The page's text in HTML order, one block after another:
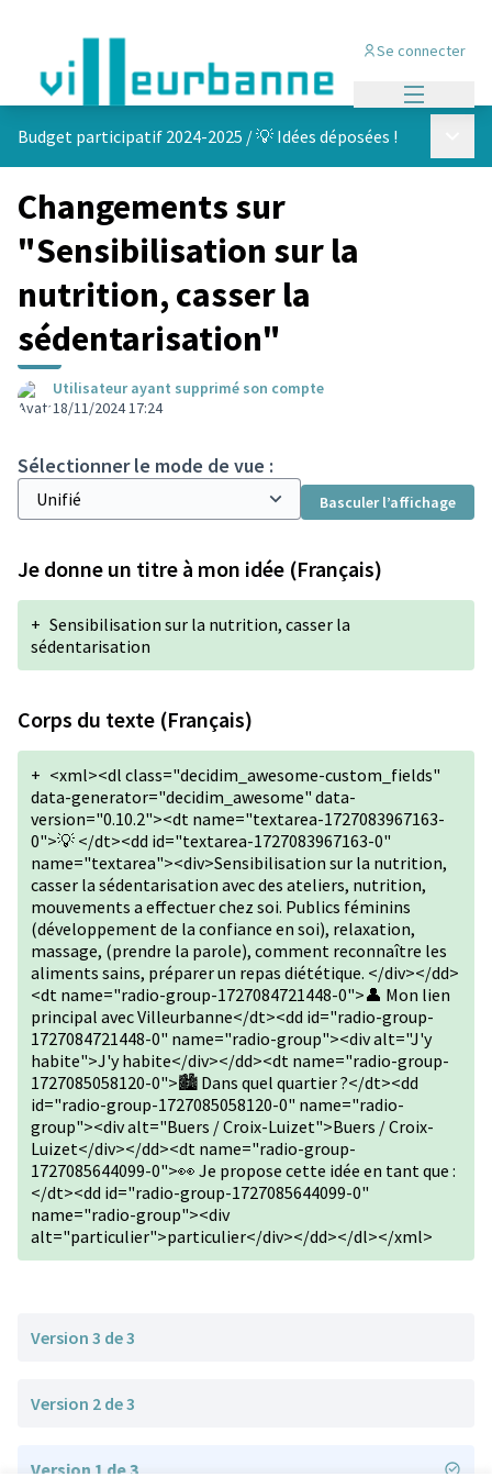
Se connecter
Budget participatif 2024-2025 /💡 Idées déposées !
Changements sur
"Sensibilisation sur la
nutrition, casser la
sédentarisation"
Utilisateur ayant supprimé son compte
18/11/2024 17:24
Sélectionner le mode de vue :
Basculer l’affichage
Je donne un titre à mon idée (Français)
+ Sensibilisation sur la nutrition, casser la
sédentarisation
Corps du texte (Français)
+ <xml><dl class="decidim_awesome-custom_fields"
data-generator="decidim_awesome" data-
version="0.10.2"><dt name="textarea-1727083967163-
0">💡 </dt><dd id="textarea-1727083967163-0"
name="textarea"><div>Sensibilisation sur la nutrition,
casser la sédentarisation avec des ateliers, nutrition,
mouvements a effectuer chez soi. Publics féminins
(développement de la confiance en soi), relaxation,
massage, (prendre la parole), comment reconnaître les
aliments sains, préparer un repas diététique. </div></dd>
<dt name="radio-group-1727084721448-0">👤 Mon lien
principal avec Villeurbanne</dt><dd id="radio-group-
1727084721448-0" name="radio-group"><div alt="J'y
habite">J'y habite</div></dd><dt name="radio-group-
1727085058120-0">🏙️ Dans quel quartier ?</dt><dd
id="radio-group-1727085058120-0" name="radio-
group"><div alt="Buers / Croix-Luizet">Buers / Croix-
Luizet</div></dd><dt name="radio-group-
1727085644099-0">👀 Je propose cette idée en tant que :
</dt><dd id="radio-group-1727085644099-0"
name="radio-group"><div
alt="particulier">particulier</div></dd></dl></xml>
Version 3 de 3
Version 2 de 3
Version 1 de 3